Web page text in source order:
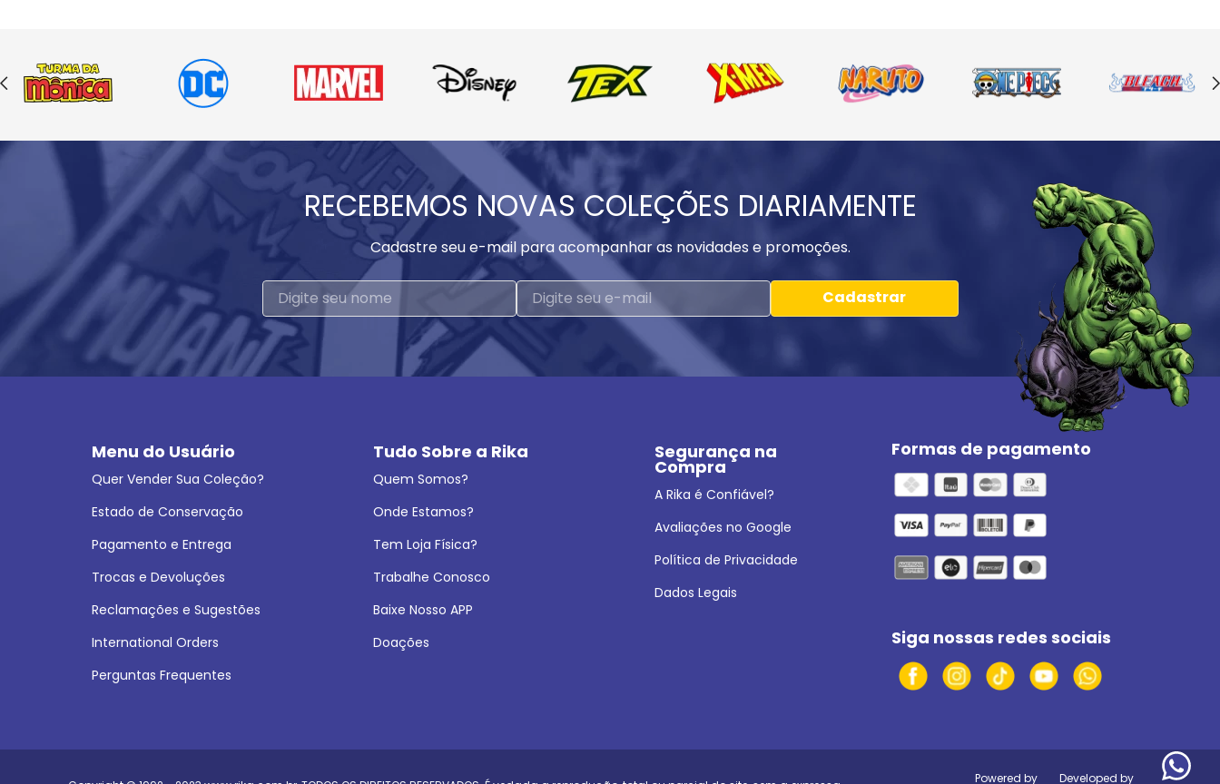
RECEBEMOS NOVAS COLEÇÕES DIARIAMENTE
Cadastre seu e-mail para acompanhar as novidades e promoções.
Cadastrar
Menu do Usuário
Quer Vender Sua Coleção?
Estado de Conservação
Pagamento e Entrega
Trocas e Devoluções
Reclamações e Sugestões
International Orders
Perguntas Frequentes
Tudo Sobre a Rika
Quem Somos?
Onde Estamos?
Tem Loja Física?
Trabalhe Conosco
Baixe Nosso APP
Doações
Segurança na
Compra
A Rika é Confiável?
Avaliações no Google
Política de Privacidade
Dados Legais
Formas de pagamento
Siga nossas redes sociais
Powered by Developed by